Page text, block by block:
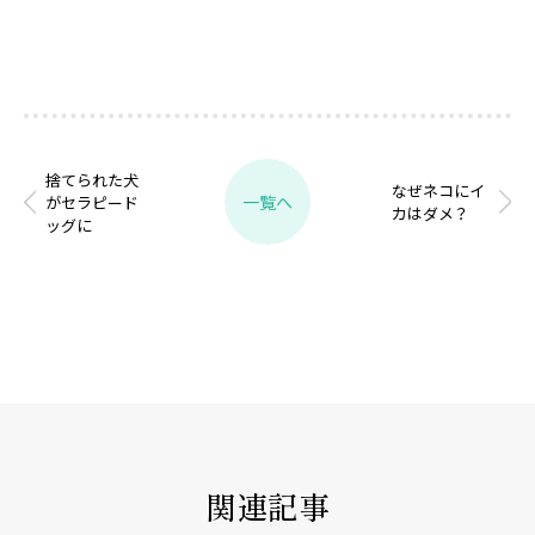
捨てられた犬
がセラピード
ッグに
一覧へ
なぜネコにイ
カはダメ？
関連記事